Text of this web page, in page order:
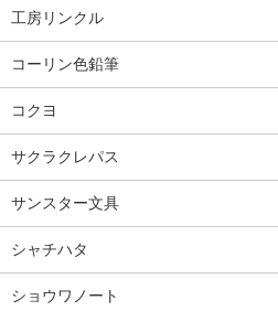
工房リンクル
コーリン色鉛筆
コクヨ
サクラクレパス
サンスター文具
シャチハタ
ショウワノート